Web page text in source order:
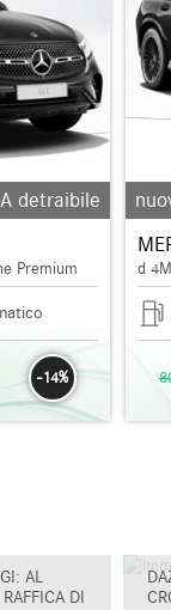
detraibile
Premium
-14%
d
AL
DI